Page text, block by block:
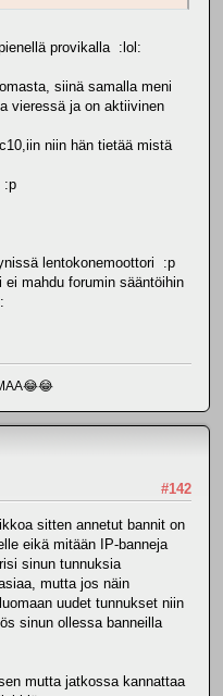
provikalla :lol:
siinä samalla meni
vieressä ja on aktiivinen
niin hän tietää mistä
:p
lentokonemoottori :p
mahdu forumin sääntöihin
#142
sitten annetut bannit on
eikä mitään IP-banneja
sinun tunnuksia
mutta jos näin
uudet tunnukset niin
sinun ollessa banneilla
mutta jatkossa kannattaa